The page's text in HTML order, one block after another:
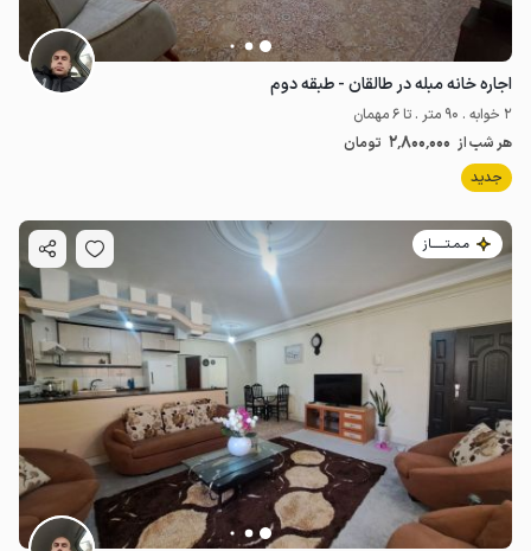
اجاره خانه مبله در طالقان - طبقه دوم
2 خوابه . 90 متر . تا 6 مهمان
هر شب از 2٬800٬000 تومان
جدید
مـمـتــــــاز